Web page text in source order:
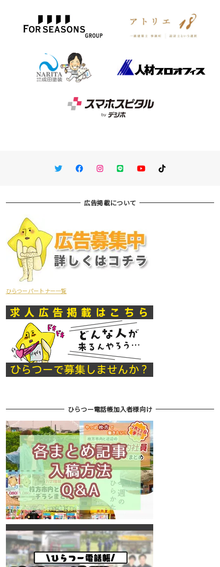
TwitterFacebookInstagram
LINE You TubeTikTok
広告掲載について
ひらつーパートナー一覧
ひらつー電話帳加入者様向け